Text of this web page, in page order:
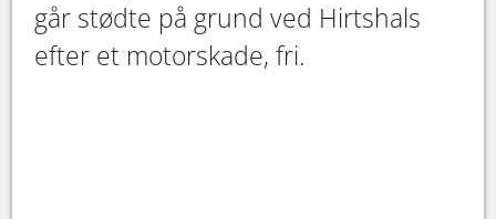
går stødte på grund ved Hirtshals
efter et motorskade, fri.